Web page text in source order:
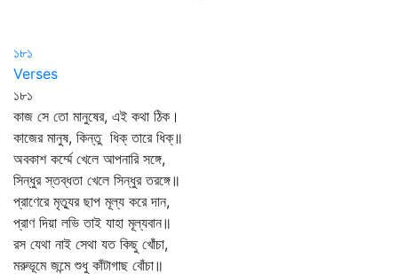
১৮১
Verses
১৮১
কাজ সে তো মানুষের, এই কথা ঠিক।
কাজের মানুষ, কিন্তু ধিক্‌ তারে ধিক্‌॥
অবকাশ কর্ম্মে খেলে আপনারি সঙ্গে,
সিন্ধুর স্তব্ধতা খেলে সিন্ধুর তরঙ্গে॥
প্রাণেরে মৃত্যুর ছাপ মূল্য করে দান,
প্রাণ দিয়া লভি তাই যাহা মূল্যবান॥
রস যেথা নাই সেথা যত কিছু খোঁচা,
মরুভূমে জন্মে শুধু কাঁটাগাছ বোঁচা॥